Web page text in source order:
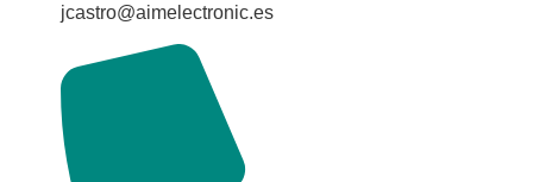
jcastro@aimelectronic.es